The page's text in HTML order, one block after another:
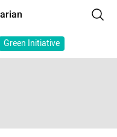
Green Initiative